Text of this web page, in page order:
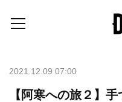
2021.12.09 07:00
【阿寒への旅２】